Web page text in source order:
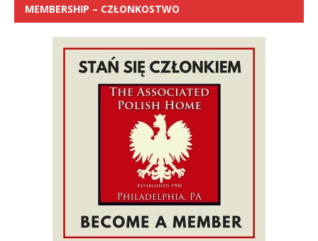
MEMBERSHIP – CZŁONKOSTWO